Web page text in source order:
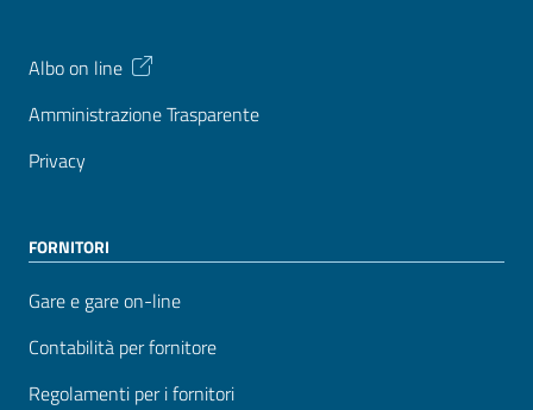
Albo on line
Amministrazione Trasparente
Privacy
FORNITORI
Gare e gare on-line
Contabilità per fornitore
Regolamenti per i fornitori